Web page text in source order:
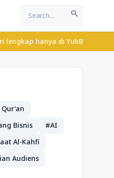
search
di YukBelajar.com.
Bisnis
#AI
Al-Kahfi
Audiens